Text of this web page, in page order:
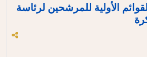
الأولية للمرشحين لرئاسة